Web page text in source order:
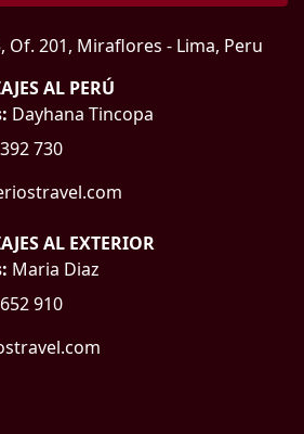
Of. 201, Miraflores - Lima, Peru
AL PERÚ
Dayhana Tincopa
730
AL EXTERIOR
Maria Diaz
910